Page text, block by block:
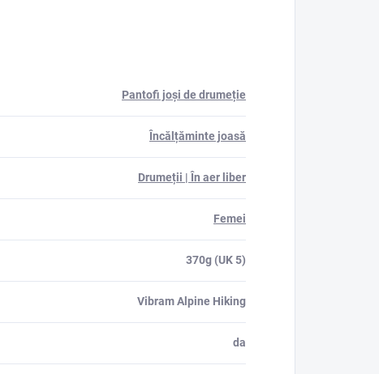
Pantofi joși de drumeție
Încălțăminte joasă
Drumeții | În aer liber
Femei
370g (UK 5)
Vibram Alpine Hiking
da